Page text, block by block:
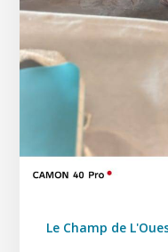
Le Champ de